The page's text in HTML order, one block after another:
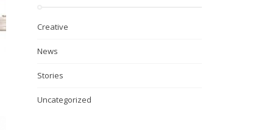
Creative
News
Stories
Uncategorized